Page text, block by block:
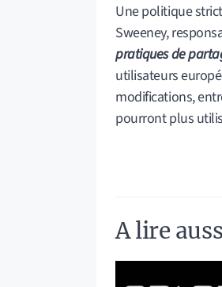
Une politique
Sweeney,
pratiques de
utilisateurs
modifications,
pourront plus
A lire